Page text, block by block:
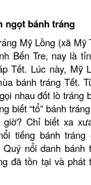
ngọt bánh tráng
Mỹ Lồng (xã Mỹ
Bến Tre, nay là
Tết. Lúc này, Mỹ
bánh tráng Tết.
nhau đốt lò tráng
biết “tổ” bánh
Chỉ biết xa
tiếng bánh tráng
nổi danh bánh
đã tồn tại và phát